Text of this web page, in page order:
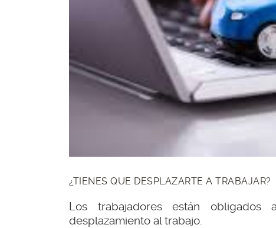
¿TIENES QUE DESPLAZARTE A TRABAJAR?
Los trabajadores están
desplazamiento al trabajo.